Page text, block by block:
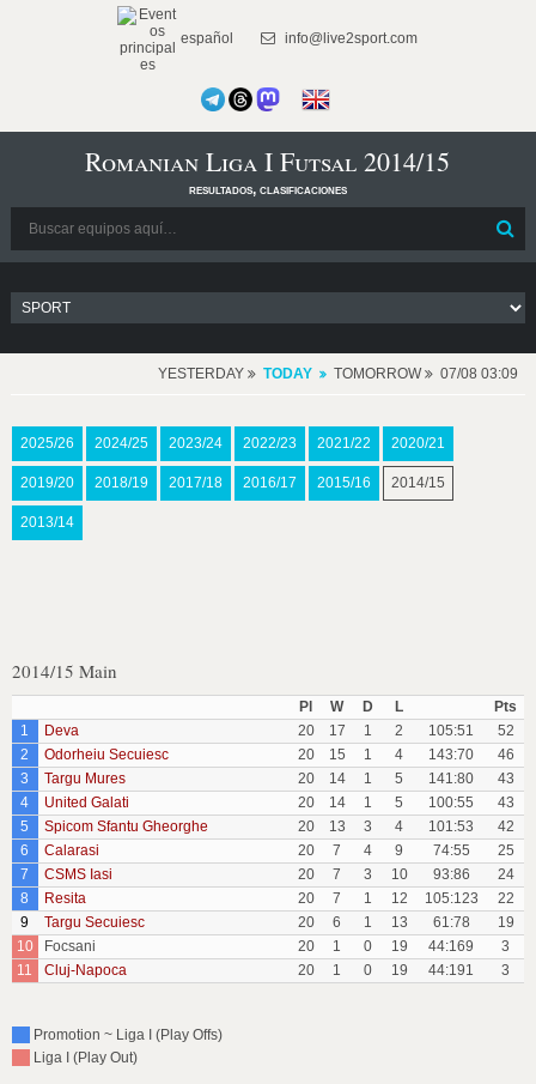
español info@live2sport.com
Romanian Liga I Futsal 2014/15
resultados, clasificaciones
YESTERDAY TODAY TOMORROW 07/08 03:09
2025/26 2024/25 2023/24 2022/23 2021/22 2020/21
2019/20 2018/19 2017/18 2016/17 2015/16 2014/15
2013/14
2014/15 Main
Pl W D L
Pts
1
Deva 20 17 1 2 105:51
52
2
Odorheiu Secuiesc 20 15 1 4 143:70
46
3
Targu Mures 20 14 1 5 141:80
43
4
United Galati 20 14 1 5 100:55
43
5
Spicom Sfantu Gheorghe 20 13 3 4 101:53
42
6
Calarasi 20 7 4 9 74:55
25
7
CSMS Iasi 20 7 3 10 93:86
24
8
Resita 20 7 1 12 105:123
22
9
Targu Secuiesc 20 6 1 13 61:78
19
10
Focsani 20 1 0 19 44:169
3
11
Cluj-Napoca 20 1 0 19 44:191 3
Promotion ~ Liga I (Play Offs)
Liga I (Play Out)